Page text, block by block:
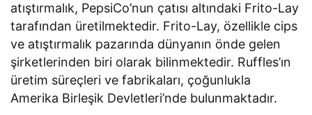
atıştırmalık, PepsiCo’nun çatısı altındaki Frito-Lay
tarafından üretilmektedir. Frito-Lay, özellikle cips
ve atıştırmalık pazarında dünyanın önde gelen
şirketlerinden biri olarak bilinmektedir. Ruffles’ın
üretim süreçleri ve fabrikaları, çoğunlukla
Amerika Birleşik Devletleri’nde bulunmaktadır.